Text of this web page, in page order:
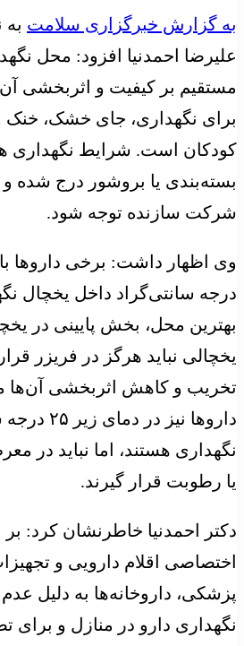
به گزارش خبرگزاری سلامت به
علیرضا احمدنیا افزود: محل
مستقیم بر کیفیت و اثربخشی آن
برای نگهداری، جای خشک،
کودکان است. شرایط نگهداری
بسته‌بندی یا بروشور درج شده و
شرکت سازنده توجه شود.
درجه سانتی‌گراد داخل یخچال
بهترین محل، بخش پایینی در
یخچالی نباید هرگز در فریزر
تخریب و کاهش اثربخشی آن‌ها
داروها
نگهداری هستند، اما نباید در
یا رطوبت قرار گیرند.
دکتر احمدنیا خاطرنشان کرد:
اختصاصی اقلام دارویی و
پزشکی، داروخانه‌ها به دلیل
نگهداری دارو در منازل و